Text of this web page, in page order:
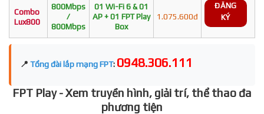
Combo
Lux800
800Mbps
/
800Mbps
01 Wi-Fi 6 & 01
AP + 01 FPT Play
Box
1.075.600đ
ĐĂNG
KÝ
📍 Tổng đài lắp mạng FPT: 0948.306.111
FPT Play - Xem truyền hình, giải trí, thể thao đa
phương tiện